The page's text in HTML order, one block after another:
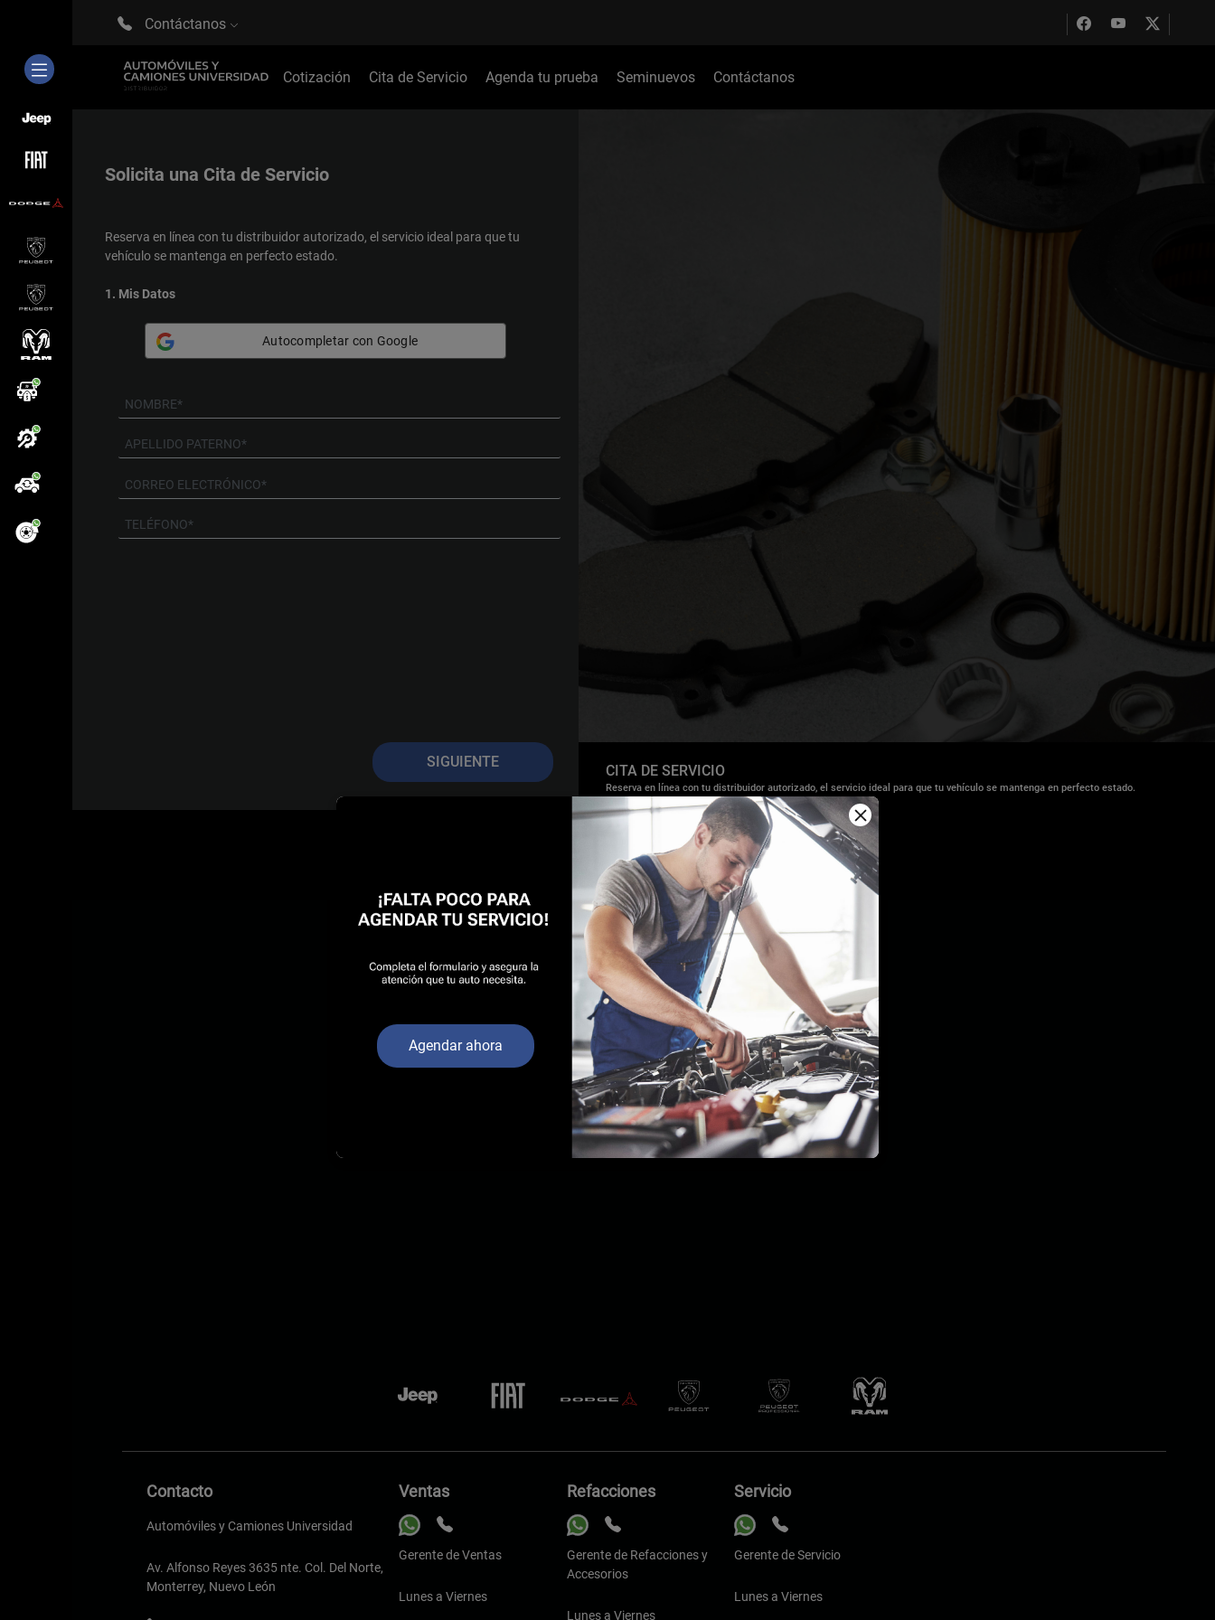
Contáctanos
Cotización Cita de Servicio Agenda tu prueba Seminuevos Contáctanos
Solicita una Cita de Servicio
Reserva en línea con tu distribuidor autorizado, el servicio ideal para que tu
vehículo se mantenga en perfecto estado.
1. Mis Datos
Autocompletar con Google
SIGUIENTE
CITA DE SERVICIO
Reserva en línea con tu distribuidor autorizado, el servicio ideal para que tu vehículo se mantenga en perfecto estado.
Contacto
Automóviles y Camiones Universidad
Av. Alfonso Reyes 3635 nte. Col. Del Norte,
Monterrey, Nuevo León
Ventas
Gerente de Ventas
Lunes a Viernes
Refacciones
Gerente de Refacciones y
Accesorios
Lunes a Viernes
Servicio
Gerente de Servicio
Lunes a Viernes
Agendar ahora